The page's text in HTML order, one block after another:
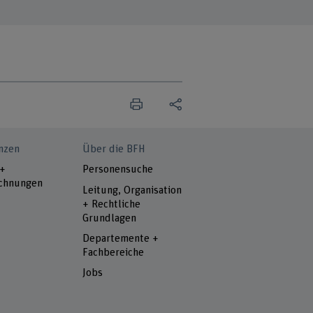
Über die BFH
Personensuche
Leitung, Organisation
+ Rechtliche
Grundlagen
Departemente +
Fachbereiche
Jobs